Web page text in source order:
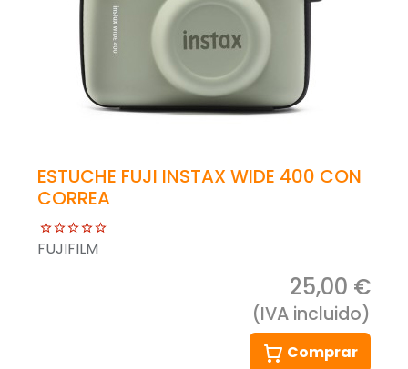
ESTUCHE FUJI INSTAX WIDE 400 CON
CORREA
FUJIFILM
25,00 €
(IVA incluido)
Comprar